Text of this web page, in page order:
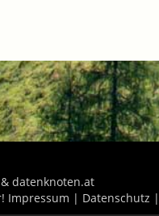
datenknoten.at
Impressum | Datenschutz |